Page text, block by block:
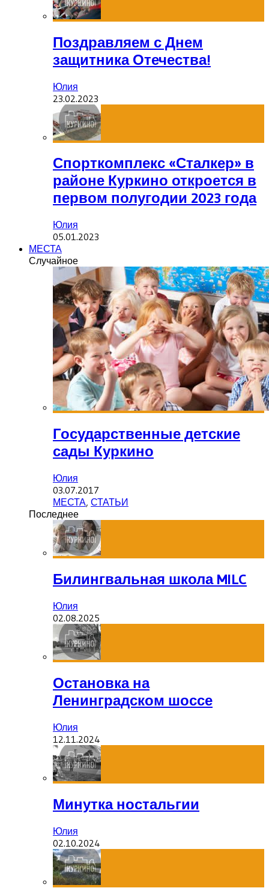
Поздравляем с Днем
защитника Отечества!
Юлия
23.02.2023
Спорткомплекс «Сталкер» в
районе Куркино откроется в
первом полугодии 2023 года
Юлия
05.01.2023
МЕСТА
Случайное
Государственные детские
сады Куркино
Юлия
03.07.2017
МЕСТА, СТАТЬИ
Последнее
Билингвальная школа MILC
Юлия
02.08.2025
Остановка на
Ленинградском шоссе
Юлия
12.11.2024
Минутка ностальгии
Юлия
02.10.2024